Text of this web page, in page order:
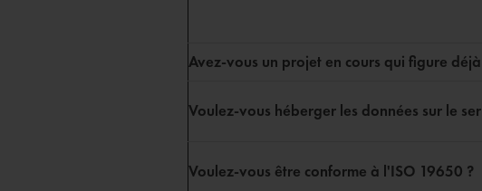
Avez-vous un projet en cours qui figure
Voulez-vous héberger les données sur le
Voulez-vous être conforme à l'ISO 19650 ?